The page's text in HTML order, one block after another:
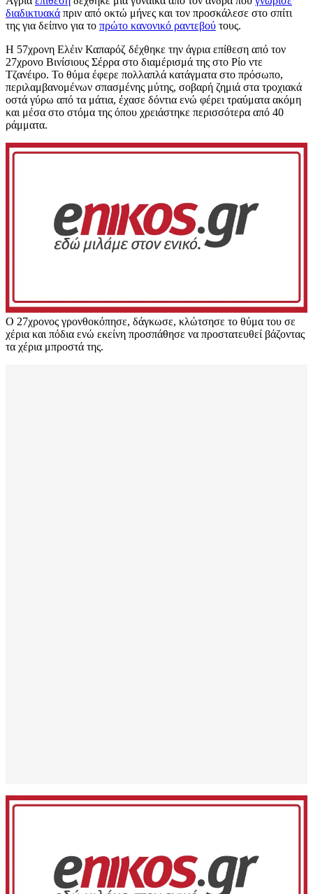
διαδικτυακά πριν από οκτώ μήνες και τον προσκάλεσε στο σπίτι
της για δείπνο για το πρώτο κανονικό ραντεβού τους.
Η 57χρονη Ελέιν Καπαρόζ δέχθηκε την άγρια επίθεση από τον
27χρονο Βινίσιους Σέρρα στο διαμέρισμά της στο Ρίο ντε
Τζανέιρο. Το θύμα έφερε πολλαπλά κατάγματα στο πρόσωπο,
περιλαμβανομένων σπασμένης μύτης, σοβαρή ζημιά στα τροχιακά
οστά γύρω από τα μάτια, έχασε δόντια ενώ φέρει τραύματα ακόμη
και μέσα στο στόμα της όπου χρειάστηκε περισσότερα από 40
ράμματα.
Ο 27χρονος γρονθοκόπησε, δάγκωσε, κλώτσησε το θύμα του σε
χέρια και πόδια ενώ εκείνη προσπάθησε να προστατευθεί βάζοντας
τα χέρια μπροστά της.